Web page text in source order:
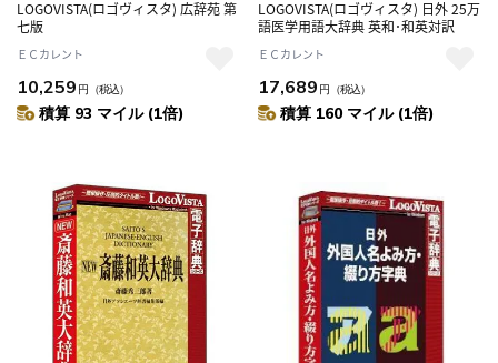
LOGOVISTA(ロゴヴィスタ) 広辞苑 第
七版
ＥＣカレント
10,259 円 （税込）
積算 93 マイル (1倍)
LOGOVISTA(ロゴヴィスタ) 日外 25万
語医学用語大辞典 英和･和英対訳
ＥＣカレント
17,689 円 （税込）
積算 160 マイル (1倍)